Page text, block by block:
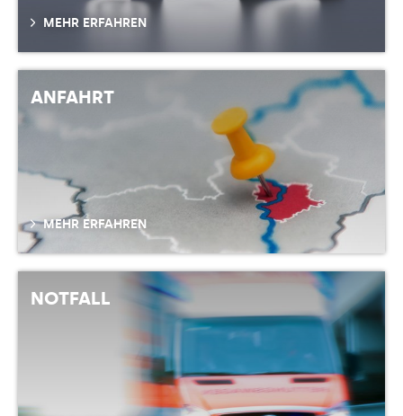
MEHR ERFAHREN
ANFAHRT
MEHR ERFAHREN
NOTFALL